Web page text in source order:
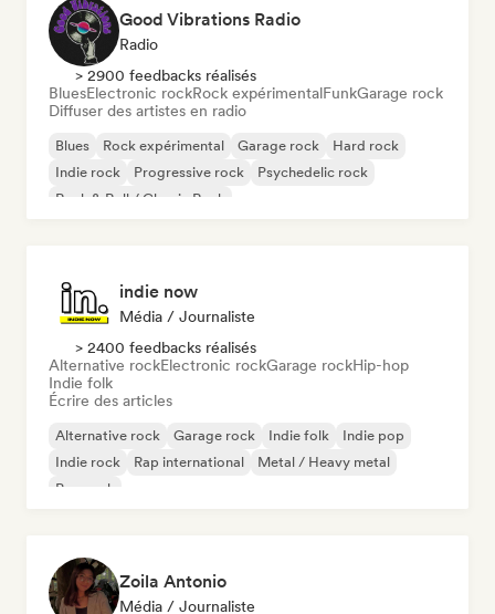
Good Vibrations Radio
Radio
> 2900 feedbacks réalisés
BluesElectronic rockRock expérimentalFunkGarage rock
Diffuser des artistes en radio
Blues Rock expérimental Garage rock
Hard rock
Indie rock
Progressive rock
Psychedelic rock
Rock & Roll / Classic Rock
indie now
Média / Journaliste
> 2400 feedbacks réalisés
Alternative rockElectronic rockGarage rockHip-hop
Indie folk
Écrire des articles
Alternative rock Garage rock Indie folk
Indie pop
Indie rock
Rap international
Metal / Heavy metal
Pop rock
Zoila Antonio
Média / Journaliste